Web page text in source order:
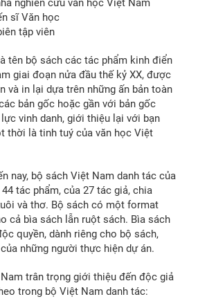
nghiên cứu văn học Việt Nam
sĩ Văn học
tập viên
tên bộ sách các tác phẩm kinh điển
giai đoạn nửa đầu thế kỷ XX, được
và in lại dựa trên những ấn bản toàn
bản gốc hoặc gần với bản gốc
vinh danh, giới thiệu lại với bạn
thời là tinh tuý của văn học Việt
nay, bộ sách Việt Nam danh tác của
tác phẩm, của 27 tác giả, chia
và thơ. Bộ sách có một format
cả bìa sách lẫn ruột sách. Bìa sách
quyền, dành riêng cho bộ sách,
những người thực hiện dự án.
trân trọng giới thiệu đến độc giả
trong bộ Việt Nam danh tác: